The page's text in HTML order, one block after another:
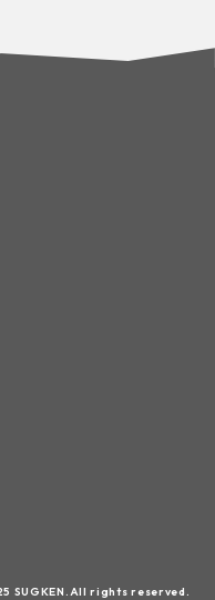
SUGKEN.All rights reserved.